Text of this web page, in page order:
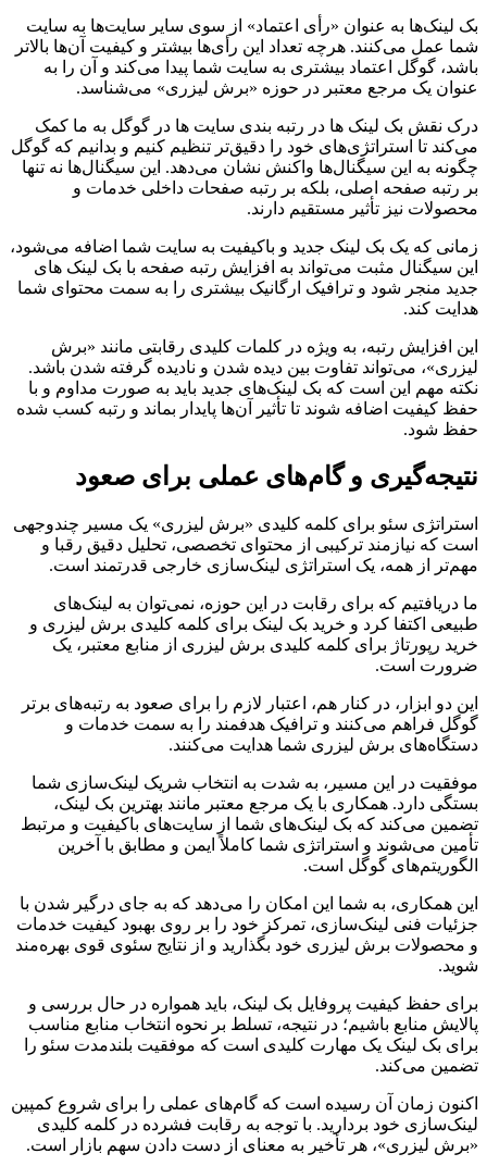
بک لینک‌ها به عنوان «رأی اعتماد» از سوی سایر سایت‌ها به سایت
شما عمل می‌کنند. هرچه تعداد این رأی‌ها بیشتر و کیفیت آن‌ها بالاتر
باشد، گوگل اعتماد بیشتری به سایت شما پیدا می‌کند و آن را به
عنوان یک مرجع معتبر در حوزه «برش لیزری» می‌شناسد.
درک نقش بک لینک ها در رتبه بندی سایت ها در گوگل به ما کمک
می‌کند تا استراتژی‌های خود را دقیق‌تر تنظیم کنیم و بدانیم که گوگل
چگونه به این سیگنال‌ها واکنش نشان می‌دهد. این سیگنال‌ها نه تنها
بر رتبه صفحه اصلی، بلکه بر رتبه صفحات داخلی خدمات و
محصولات نیز تأثیر مستقیم دارند.
زمانی که یک بک لینک جدید و باکیفیت به سایت شما اضافه می‌شود،
این سیگنال مثبت می‌تواند به افزایش رتبه صفحه با بک لینک های
جدید منجر شود و ترافیک ارگانیک بیشتری را به سمت محتوای شما
هدایت کند.
این افزایش رتبه، به ویژه در کلمات کلیدی رقابتی مانند «برش
لیزری»، می‌تواند تفاوت بین دیده شدن و نادیده گرفته شدن باشد.
نکته مهم این است که بک لینک‌های جدید باید به صورت مداوم و با
حفظ کیفیت اضافه شوند تا تأثیر آن‌ها پایدار بماند و رتبه کسب شده
حفظ شود.
نتیجه‌گیری و گام‌های عملی برای صعود
استراتژی سئو برای کلمه کلیدی «برش لیزری» یک مسیر چندوجهی
است که نیازمند ترکیبی از محتوای تخصصی، تحلیل دقیق رقبا و
مهم‌تر از همه، یک استراتژی لینک‌سازی خارجی قدرتمند است.
ما دریافتیم که برای رقابت در این حوزه، نمی‌توان به لینک‌های
طبیعی اکتفا کرد و خرید بک لینک برای کلمه کلیدی برش لیزری و
خرید رپورتاژ برای کلمه کلیدی برش لیزری از منابع معتبر، یک
ضرورت است.
این دو ابزار، در کنار هم، اعتبار لازم را برای صعود به رتبه‌های برتر
گوگل فراهم می‌کنند و ترافیک هدفمند را به سمت خدمات و
دستگاه‌های برش لیزری شما هدایت می‌کنند.
موفقیت در این مسیر، به شدت به انتخاب شریک لینک‌سازی شما
بستگی دارد. همکاری با یک مرجع معتبر مانند بهترین بک لینک،
تضمین می‌کند که بک لینک‌های شما از سایت‌های باکیفیت و مرتبط
تأمین می‌شوند و استراتژی شما کاملاً ایمن و مطابق با آخرین
الگوریتم‌های گوگل است.
این همکاری، به شما این امکان را می‌دهد که به جای درگیر شدن با
جزئیات فنی لینک‌سازی، تمرکز خود را بر روی بهبود کیفیت خدمات
و محصولات برش لیزری خود بگذارید و از نتایج سئوی قوی بهره‌مند
شوید.
برای حفظ کیفیت پروفایل بک لینک، باید همواره در حال بررسی و
پالایش منابع باشیم؛ در نتیجه، تسلط بر نحوه انتخاب منابع مناسب
برای بک لینک یک مهارت کلیدی است که موفقیت بلندمدت سئو را
تضمین می‌کند.
اکنون زمان آن رسیده است که گام‌های عملی را برای شروع کمپین
لینک‌سازی خود بردارید. با توجه به رقابت فشرده در کلمه کلیدی
«برش لیزری»، هر تأخیر به معنای از دست دادن سهم بازار است.